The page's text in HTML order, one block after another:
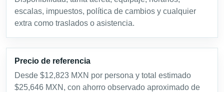
escalas, impuestos, política de cambios y cualquier
extra como traslados o asistencia.
Precio de referencia
Desde $12,823 MXN por persona y total estimado
$25,646 MXN, con ahorro observado aproximado de